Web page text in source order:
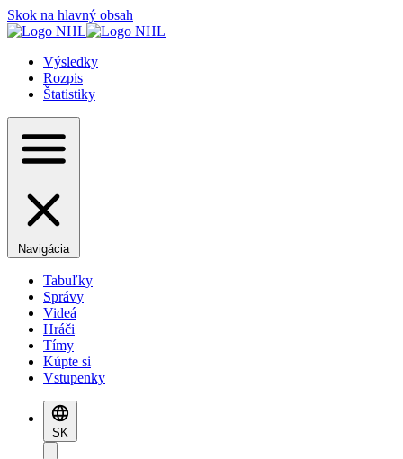
Skok na hlavný obsah
Výsledky
Rozpis
Štatistiky
Navigácia
Tabuľky
Správy
Videá
Hráči
Tímy
Kúpte si
Vstupenky
SK